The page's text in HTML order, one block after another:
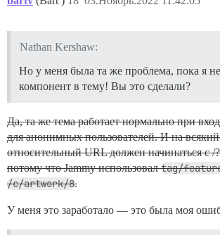
Nathan Kershaw:
Но у меня была та же проблема, пока я
компонент в тему! Вы это сделали?
Да, та же тема работает нормально при
для анонимных пользователей. И на
относительный URL должен начинаться с
потому что Jammy использовалtag/
/c/artwork/8.
У меня это заработало — это была моя